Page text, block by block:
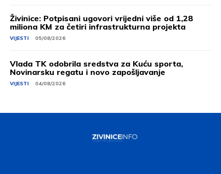
Živinice: Potpisani ugovori vrijedni više od 1,28
miliona KM za četiri infrastrukturna projekta
VIJESTI 05/08/2026
Vlada TK odobrila sredstva za Kuću sporta,
Novinarsku regatu i novo zapošljavanje
VIJESTI 04/08/2026